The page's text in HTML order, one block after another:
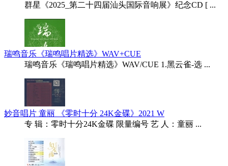
群星《2025_第二十四届汕头国际音响展》纪念CD [ ...
瑞鸣音乐《瑞鸣唱片精选》WAV+CUE
瑞鸣音乐《瑞鸣唱片精选》WAV/CUE 1.黑云雀-选 ...
妙音唱片 童丽 《零时十分 24K金碟》2021 W
专 辑：零时十分24K金碟 限量编号 艺 人：童丽 ...